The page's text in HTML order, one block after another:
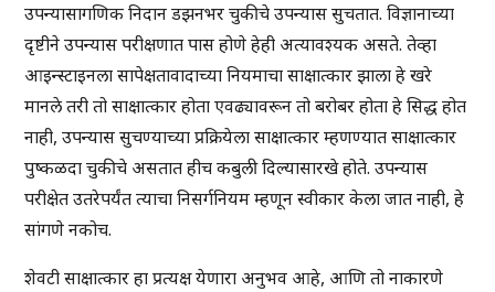
उपन्यासागणिक निदान डझनभर चुकीचे उपन्यास सुचतात. विज्ञानाच्या
दृष्टीने उपन्यास परीक्षणात पास होणे हेही अत्यावश्यक असते. तेव्हा
आइन्स्टाइनला सापेक्षतावादाच्या नियमाचा साक्षात्कार झाला हे खरे
मानले तरी तो साक्षात्कार होता एवढ्यावरून तो बरोबर होता हे सिद्ध होत
नाही, उपन्यास सुचण्याच्या प्रक्रियेला साक्षात्कार म्हणण्यात साक्षात्कार
पुष्कळदा चुकीचे असतात हीच कबुली दिल्यासारखे होते. उपन्यास
परीक्षेत उतरेपर्यंत त्याचा निसर्गनियम म्हणून स्वीकार केला जात नाही, हे
सांगणे नकोच.
शेवटी साक्षात्कार हा प्रत्यक्ष येणारा अनुभव आहे, आणि तो नाकारणे